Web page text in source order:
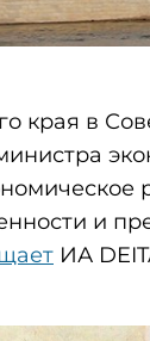
края в
и
ИА